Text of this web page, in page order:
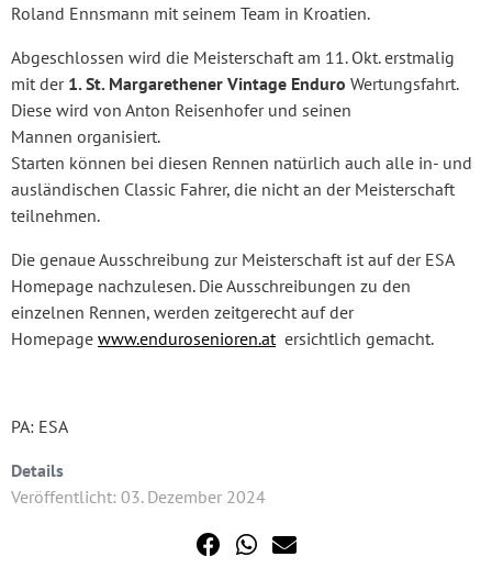
Roland Ennsmann mit seinem Team in Kroatien.
Abgeschlossen wird die Meisterschaft am 11. Okt. erstmalig
mit der 1. St. Margarethener Vintage Enduro Wertungsfahrt.
Diese wird von Anton Reisenhofer und seinen
Mannen organisiert.
Starten können bei diesen Rennen natürlich auch alle in- und
ausländischen Classic Fahrer, die nicht an der Meisterschaft
teilnehmen.
Die genaue Ausschreibung zur Meisterschaft ist auf der ESA
Homepage nachzulesen. Die Ausschreibungen zu den
einzelnen Rennen, werden zeitgerecht auf der
Homepage www.endurosenioren.at ersichtlich gemacht.
PA: ESA
Details
Veröffentlicht: 03. Dezember 2024